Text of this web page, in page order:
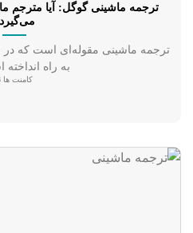
ترجمه ماشینی گوگل: آیا مترجم
ترجمه ماشینی مقوله‌ای است که
به راه
کامنت ها 3